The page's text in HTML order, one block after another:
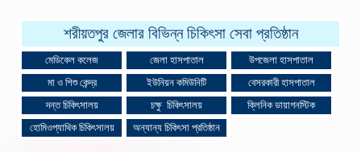
শরীয়তপুর জেলার বিভিন্ন চিকিৎসা সেবা প্রতিষ্ঠান
মেডিকেল কলেজ জেলা হাসপাতাল
উপজেলা হাসপাতাল
মা ও শিশু কেন্দ্র
ইউনিয়ন কমিউনিটি
বেসরকারী হাসপাতাল
দন্ত চিকিৎসালয়
চক্ষু চিকিৎসালয়
ক্লিনিক ডায়াগনস্টিক
হোমিওপ্যাথিক চিকিৎসালয়
অন্যান্য চিকিৎসা প্রতিষ্ঠান